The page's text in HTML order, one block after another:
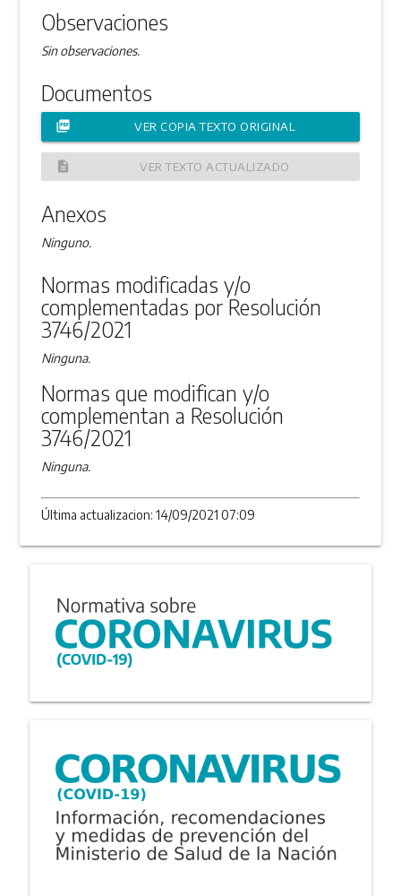
Observaciones
Sin observaciones.
Documentos
picture_as_pdf VER COPIA TEXTO ORIGINAL
description VER TEXTO ACTUALIZADO
Anexos
Ninguno.
Normas modificadas y/o
complementadas por Resolución
3746/2021
Ninguna.
Normas que modifican y/o
complementan a Resolución
3746/2021
Ninguna.
Última actualizacion: 14/09/2021 07:09